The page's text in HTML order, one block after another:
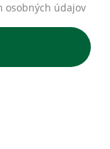
osobných údajov